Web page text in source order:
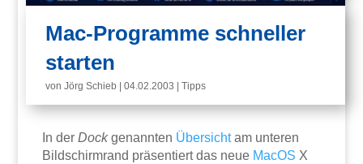
Mac-Programme schneller
starten
vonJörg Schieb |04.02.2003 |Tipps
In derDockgenannten Übersichtam unteren
Bildschirmrand präsentiert das neue MacOS X